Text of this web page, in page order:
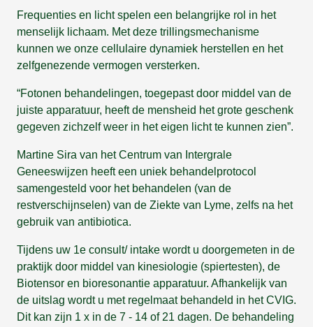
Frequenties en licht spelen een belangrijke rol in het
menselijk lichaam. Met deze trillingsmechanisme
kunnen we onze cellulaire dynamiek herstellen en het
zelfgenezende vermogen versterken.
“Fotonen behandelingen, toegepast door middel van de
juiste apparatuur, heeft de mensheid het grote geschenk
gegeven zichzelf weer in het eigen licht te kunnen zien”.
Martine Sira van het Centrum van Intergrale
Geneeswijzen heeft een uniek behandelprotocol
samengesteld voor het behandelen (van de
restverschijnselen) van de Ziekte van Lyme, zelfs na het
gebruik van antibiotica.
Tijdens uw 1e consult/ intake wordt u doorgemeten in de
praktijk door middel van kinesiologie (spiertesten), de
Biotensor en bioresonantie apparatuur. Afhankelijk van
de uitslag wordt u met regelmaat behandeld in het CVIG.
Dit kan zijn 1 x in de 7 - 14 of 21 dagen. De behandeling